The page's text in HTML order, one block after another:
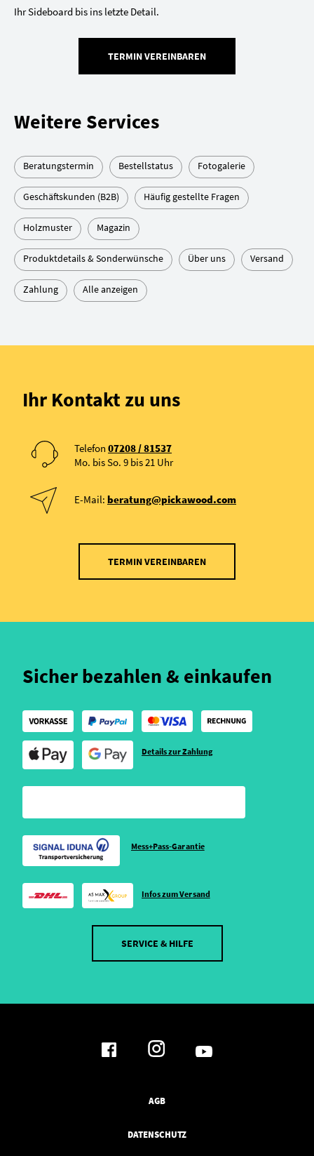
Ihr Sideboard bis ins letzte Detail.
TERMIN VEREINBAREN
Weitere Services
Beratungstermin Bestellstatus Fotogalerie
Geschäftskunden (B2B) Häufig gestellte Fragen
Holzmuster Magazin
Produktdetails & Sonderwünsche Über uns Versand
Zahlung Alle anzeigen
Ihr Kontakt zu uns
Telefon 07208 / 81537
Mo. bis So. 9 bis 21 Uhr
E-Mail: beratung@pickawood.com
TERMIN VEREINBAREN
Sicher bezahlen & einkaufen
Details zur Zahlung
Mess+Pass-Garantie
Infos zum Versand
SERVICE & HILFE
AGB
DATENSCHUTZ